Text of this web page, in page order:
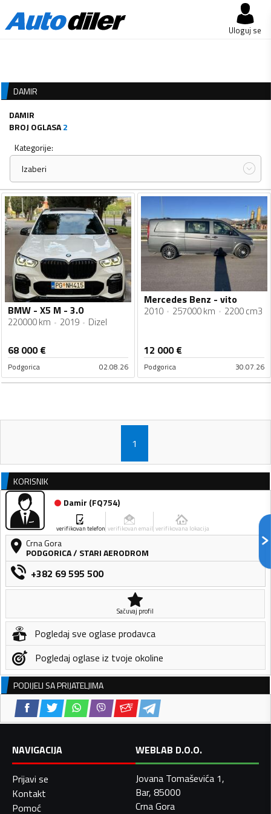
Uloguj se
DAMIR
DAMIR
BROJ OGLASA2
Kategorije:
Izaberi
BMW - X5 M - 3.0
220000 km 2019 Dizel
68 000€
Podgorica 02.08.26
Mercedes Benz - vito
2010 257000 km 2200 cm3
12 000€
Podgorica 30.07.26
1
KORISNIK
Damir (FQ754)
verifikovan telefon verifikovan email verifikovana lokacija
Crna Gora
PODGORICA/ STARI AERODROM
+382 69 595 500
Sačuvaj profil
Pogledaj sve oglase prodavca
Pogledaj oglase iz tvoje okoline
PODIJELI SA PRIJATELJIMA
NAVIGACIJA
Prijavi se
Kontakt
Pomoć
WEBLAB D.O.O.
Jovana Tomaševića 1,
Bar, 85000
Crna Gora